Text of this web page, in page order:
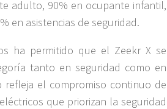
adulto, 90% en ocupante infantil,
en asistencias de seguridad.
ha permitido que el Zeekr X se
tanto en seguridad como en
refleja el compromiso continuo de
que priorizan la seguridad